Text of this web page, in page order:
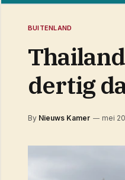
BUITENLAND
dertig
By Nieuws Kamer mei